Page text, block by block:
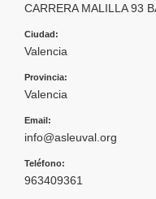
CARRERA MALILLA 93
Ciudad:
Valencia
Provincia:
Valencia
Email:
info@asleuval.org
Teléfono:
963409361